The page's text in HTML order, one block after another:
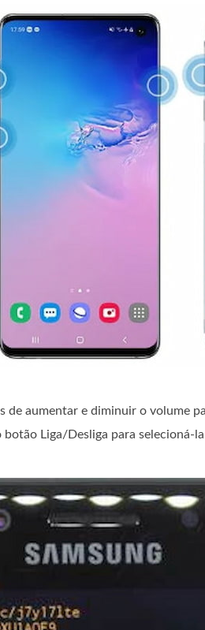
de aumentar e diminuir o volume
botão Liga/Desliga para selecioná-